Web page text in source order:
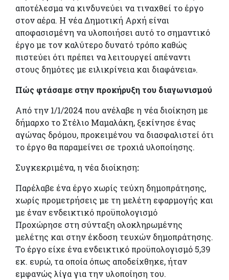
αποτέλεσμα να κινδυνεύει να τιναχθεί το έργο
στον αέρα. Η νέα Δημοτική Αρχή είναι
αποφασισμένη να υλοποιήσει αυτό το σημαντικό
έργο με τον καλύτερο δυνατό τρόπο καθώς
πιστεύει ότι πρέπει να λειτουργεί απέναντι
στους δημότες με ειλικρίνεια και διαφάνεια».
Πώς φτάσαμε στην προκήρυξη του διαγωνισμού
Από την 1/1/2024 που ανέλαβε η νέα διοίκηση με
δήμαρχο το Στέλιο Μαμαλάκη, ξεκίνησε ένας
αγώνας δρόμου, προκειμένου να διασφαλιστεί ότι
το έργο θα παραμείνει σε τροχιά υλοποίησης.
Συγκεκριμένα, η νέα διοίκηση:
Παρέλαβε ένα έργο χωρίς τεύχη δημοπράτησης,
χωρίς προμετρήσεις με τη μελέτη εφαρμογής και
με έναν ενδεικτικό προϋπολογισμό
Προχώρησε στη σύνταξη ολοκληρωμένης
μελέτης και στην έκδοση τευχών δημοπράτησης.
Το έργο είχε ένα ενδεικτικό προϋπολογισμό 5,39
εκ. ευρώ, τα οποία όπως αποδείχθηκε, ήταν
εμφανώς λίγα για την υλοποίηση του.